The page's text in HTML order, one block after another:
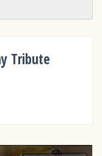
Tribute